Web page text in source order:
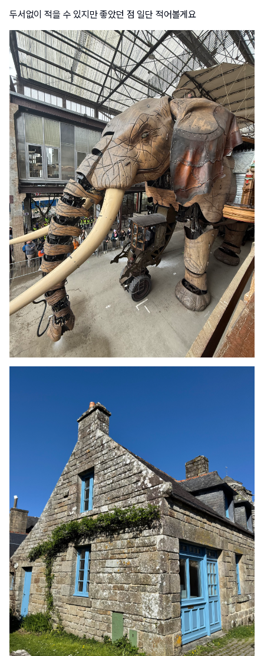
두서없이 적을 수 있지만 좋았던 점 일단 적어볼게요